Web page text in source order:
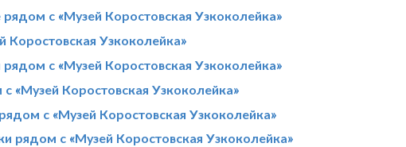
рядом с «Музей Коростовская Узкоколейка»
Коростовская Узкоколейка»
с «Музей Коростовская Узкоколейка»
«Музей Коростовская Узкоколейка»
с «Музей Коростовская Узкоколейка»
рядом с «Музей Коростовская Узкоколейка»